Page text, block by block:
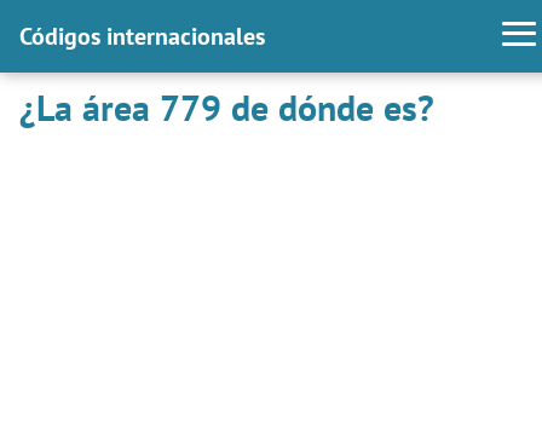
Códigos internacionales
¿La área 779 de dónde es?